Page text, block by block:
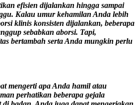
efisien dijalankan hingga sampai
Kalau umur kehamilan Anda lebih
klinis konsisten dijalankan, beberapa
sebabkan aborsi. Tapi,
bertambah serta Anda mungkin perlu
mengerti apa Anda hamil atau
perhatikan beberapa gejala